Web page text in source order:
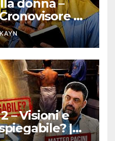
donna –
e
– Visioni e
|